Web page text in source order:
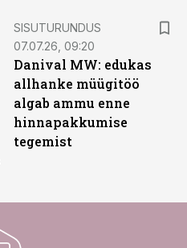
SISUTURUNDUS
07.07.26, 09:20
Danival MW: edukas
allhanke müügitöö
algab ammu enne
hinnapakkumise
tegemist